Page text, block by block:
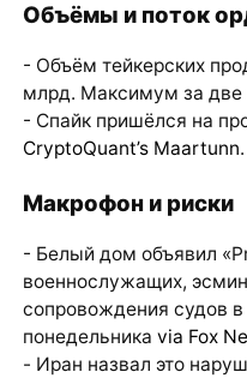
Объёмы и поток
- Объём тейкерских
млрд. Максимум за две
- Спайк пришёлся на
CryptoQuant’s Maartunn.
Макрофон и риски
- Белый дом объявил
военнослужащих,
сопровождения судов
понедельника via Fox
- Иран назвал это